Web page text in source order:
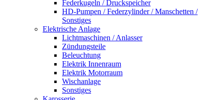
Federkugeln / Druckspeicher
HD-Pumpen / Federzylinder / Manschetten /
Sonstiges
Elektrische Anlage
Lichtmaschinen / Anlasser
Zündungsteile
Beleuchtung
Elektrik Innenraum
Elektrik Motorraum
Wischanlage
Sonstiges